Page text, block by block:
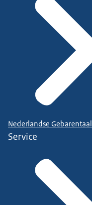
Nederlandse Gebarentaal
Service